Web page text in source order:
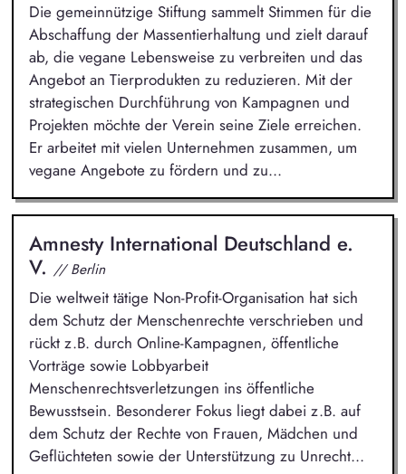
Die gemeinnützige Stiftung sammelt Stimmen für die
Abschaffung der Massentierhaltung und zielt darauf
ab, die vegane Lebensweise zu verbreiten und das
Angebot an Tierprodukten zu reduzieren. Mit der
strategischen Durchführung von Kampagnen und
Projekten möchte der Verein seine Ziele erreichen.
Er arbeitet mit vielen Unternehmen zusammen, um
vegane Angebote zu fördern und zu...
Amnesty International Deutschland e.
V. // Berlin
Die weltweit tätige Non-Profit-Organisation hat sich
dem Schutz der Menschenrechte verschrieben und
rückt z.B. durch Online-Kampagnen, öffentliche
Vorträge sowie Lobbyarbeit
Menschenrechtsverletzungen ins öffentliche
Bewusstsein. Besonderer Fokus liegt dabei z.B. auf
dem Schutz der Rechte von Frauen, Mädchen und
Geflüchteten sowie der Unterstützung zu Unrecht...